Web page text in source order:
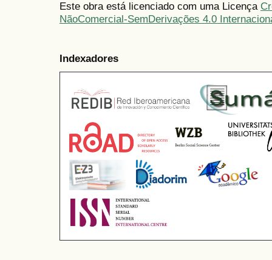
Este obra está licenciado com uma Licença
NãoComercial-SemDerivações 4.0
Indexadores